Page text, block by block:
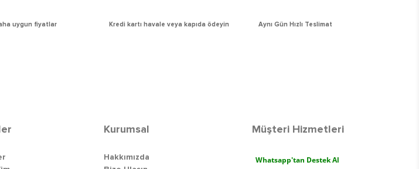
uygun fiyatlar Kredi kartı havale veya kapıda ödeyin Aynı Gün Hızlı Teslimat
Kurumsal
Hakkımızda
Müşteri Hizmetleri
Whatsapp'tan Destek Al